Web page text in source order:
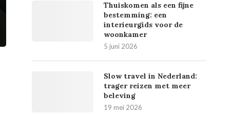
Thuiskomen als een fijne
bestemming: een
interieurgids voor de
woonkamer
5 juni 2026
Slow travel in Nederland:
trager reizen met meer
beleving
19 mei 2026